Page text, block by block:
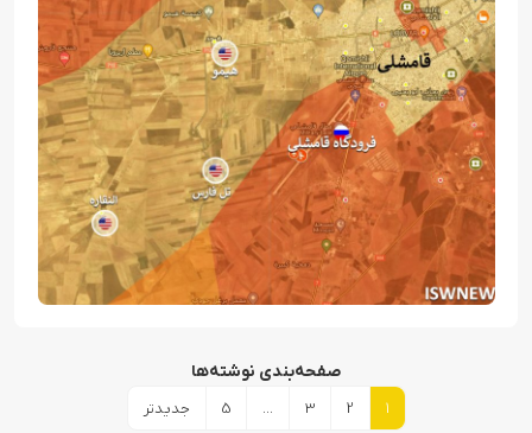
صفحه‌بندی نوشته‌ها
1
2
3
…
5 جدیدتر